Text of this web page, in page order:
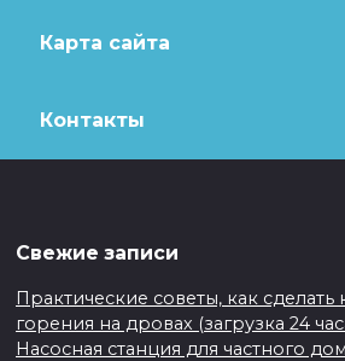
Карта сайта
Контакты
Свежие записи
Практические советы, как
горения на дровах (загрузка 24
Насосная станция для частного